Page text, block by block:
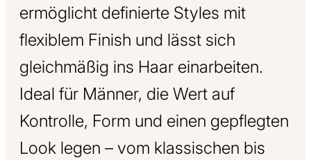
ermöglicht definierte Styles mit
flexiblem Finish und lässt sich
gleichmäßig ins Haar einarbeiten.
Ideal für Männer, die Wert auf
Kontrolle, Form und einen gepflegten
Look legen – vom klassischen bis